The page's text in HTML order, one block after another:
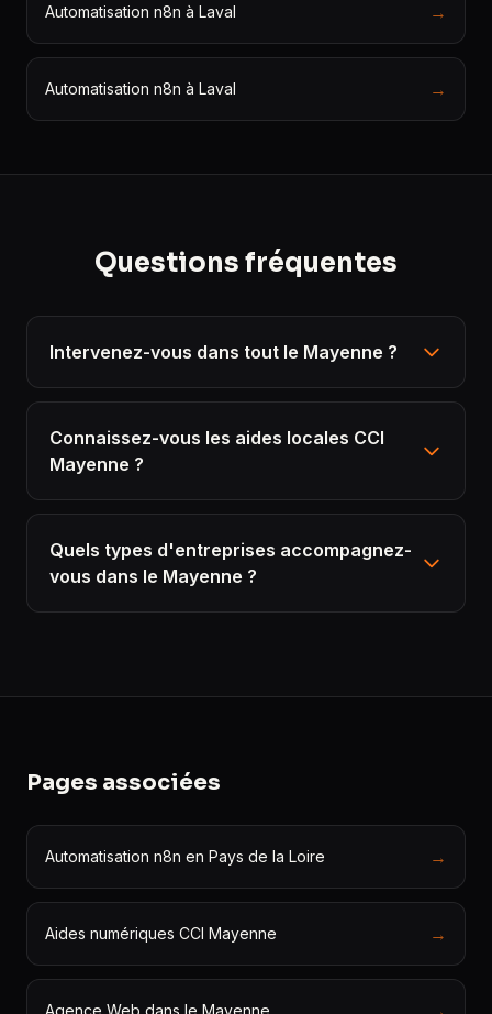
Automatisation n8n à Laval →
Automatisation n8n à Laval →
Questions fréquentes
Intervenez-vous dans tout le Mayenne ?
Connaissez-vous les aides locales CCI
Mayenne ?
Quels types d'entreprises accompagnez-
vous dans le Mayenne ?
Pages associées
Automatisation n8n en Pays de la Loire →
Aides numériques CCI Mayenne →
Agence Web dans le Mayenne